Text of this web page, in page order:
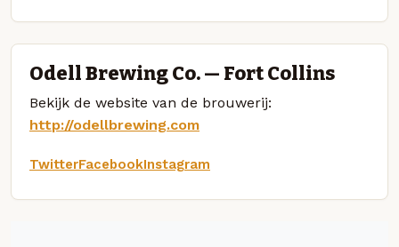
Odell Brewing Co. — Fort Collins
Bekijk de website van de brouwerij:
http://odellbrewing.com
TwitterFacebookInstagram